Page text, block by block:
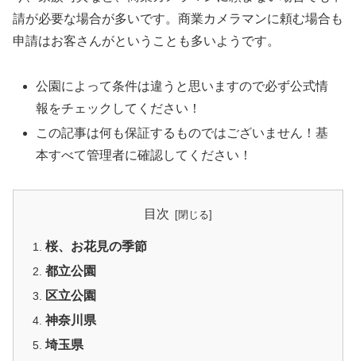
請が必要な場合が多いです。商業カメラマンに頼む場合も
申請はお客さんがということも多いようです。
公園によって条件は違うと思いますので必ず公式情
報をチェックしてください！
この記事は何も保証するものではございません！基
本すべて管理者に確認してください！
目次
桜、お花見の季節
都立公園
区立公園
神奈川県
埼玉県